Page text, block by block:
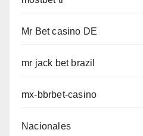
Mr Bet casino DE
mr jack bet brazil
mx-bbrbet-casino
Nacionales